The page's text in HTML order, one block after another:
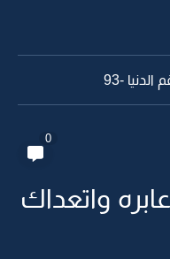
-93
0
واتعداك